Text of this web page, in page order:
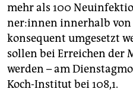
mehr als 100
ne­r:in­nen innerhalb von
konsequent umgesetzt
sollen bei Erreichen der
werden – am
Koch-Institut bei 108,1.